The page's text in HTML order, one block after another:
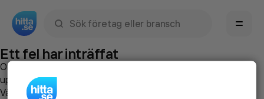
Ett fel har inträffat
Om du vill kan du
uppstod så att vi lättare och snabbare kan avhjälpa det.
Vänligen försök med följande: